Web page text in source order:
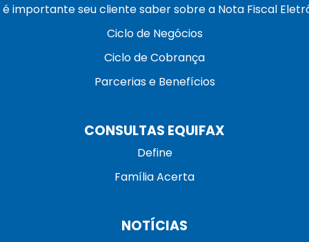
é importante seu cliente saber sobre a Nota Fiscal
Ciclo de Negócios
Ciclo de Cobrança
Parcerias e Benefícios
CONSULTAS EQUIFAX
Define
Família Acerta
NOTÍCIAS